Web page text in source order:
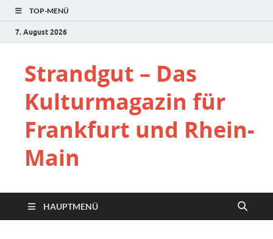
TOP-MENÜ
7. August 2026
Strandgut – Das
Kulturmagazin für
Frankfurt und Rhein-
Main
HAUPTMENÜ